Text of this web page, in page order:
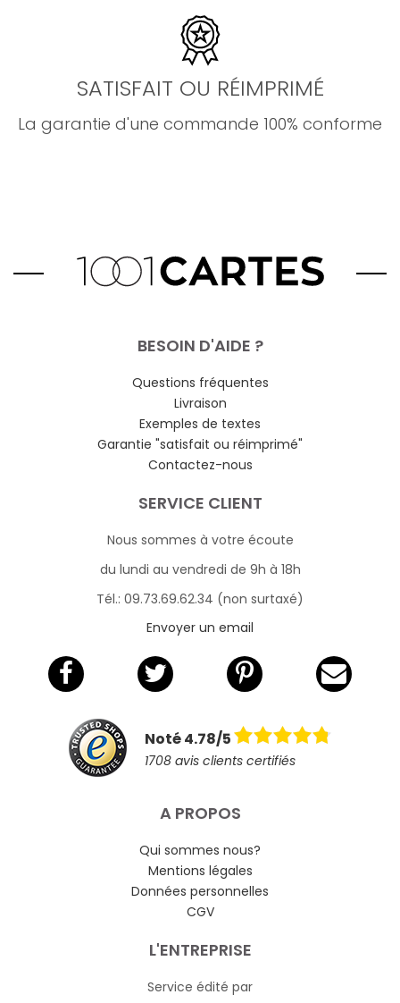
SATISFAIT OU RÉIMPRIMÉ
La garantie d'une commande 100% conforme
BESOIN D'AIDE ?
Questions fréquentes
Livraison
Exemples de textes
Garantie "satisfait ou réimprimé"
Contactez-nous
SERVICE CLIENT
Nous sommes à votre écoute
du lundi au vendredi de 9h à 18h
Tél.: 09.73.69.62.34 (non surtaxé)
Envoyer un email
Noté 4.78/5
1708 avis clients certifiés
A PROPOS
Qui sommes nous?
Mentions légales
Données personnelles
CGV
L'ENTREPRISE
Service édité par